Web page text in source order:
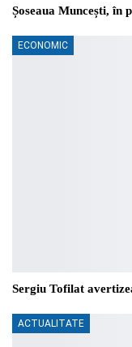
Șoseaua Muncești,
ECONOMIC
Sergiu Tofilat
ACTUALITATE